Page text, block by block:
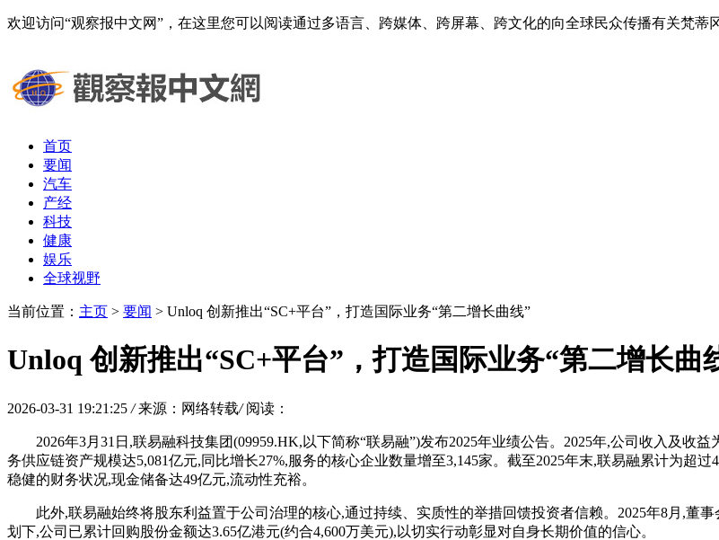
欢迎访问“观察报中文网”，在这里您可以阅读通过多语言、跨媒体、跨屏幕、跨文化的向全球民众传播有关梵蒂
首页
要闻
汽车
产经
科技
健康
娱乐
全球视野
当前位置： 主页 > 要闻 > Unloq 创新推出“SC+平台”，打造国际业务“第二增长曲线”
Unloq 创新推出“SC+平台”，打造国际业务“第二增长曲
2026-03-31 19:21:25 / 来源：网络转载/ 阅读：
2026年3月31日,联易融科技集团(09959.HK,以下简称“联易融”)发布2025年业绩公告。2025年,公司收入及收
务供应链资产规模达5,081亿元,同比增长27%,服务的核心企业数量增至3,145家。截至2025年末,联易融累计为超
稳健的财务状况,现金储备达49亿元,流动性充裕。
此外,联易融始终将股东利益置于公司治理的核心,通过持续、实质性的举措回馈投资者信赖。2025年8月,董
划下,公司已累计回购股份金额达3.65亿港元(约合4,600万美元),以切实行动彰显对自身长期价值的信心。